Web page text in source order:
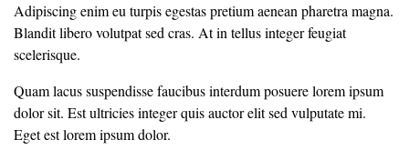
Adipiscing enim eu turpis egestas pretium aenean pharetra magna.
Blandit libero volutpat sed cras. At in tellus integer feugiat
scelerisque.
Quam lacus suspendisse faucibus interdum posuere lorem ipsum
dolor sit. Est ultricies integer quis auctor elit sed vulputate mi.
Eget est lorem ipsum dolor.